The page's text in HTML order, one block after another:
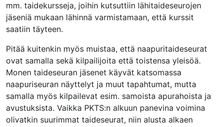
mm. taidekursseja, joihin kutsuttiin lähitaideseurojen
jäseniä mukaan lähinnä varmistamaan, että kurssit
saatiin täyteen.
Pitää kuitenkin myös muistaa, että naapuritaideseurat
ovat samalla sekä kilpailijoita että toistensa yleisöä.
Monen taideseuran jäsenet käyvät katsomassa
naapuriseuran näyttelyt ja muut tapahtumat, mutta
samalla myös kilpailevat esim. samoista apurahoista ja
avustuksista. Vaikka PKTS:n alkuun panevina voimina
olivatkin suurimmat taideseurat, niin alusta alkaen